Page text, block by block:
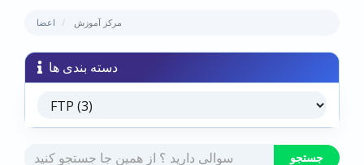
اعضا مرکز آموزش
دسته بندی ها